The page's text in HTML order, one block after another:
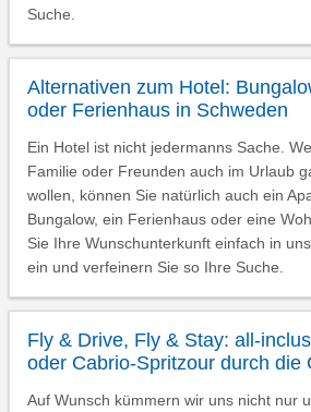
Suche.
Alternativen zum Hotel:
oder Ferienhaus in Schweden
Ein Hotel ist nicht jedermanns Sache.
Familie oder Freunden auch im Urlaub
wollen, können Sie natürlich auch ein
Bungalow, ein Ferienhaus oder eine
Sie Ihre Wunschunterkunft einfach in
ein und verfeinern Sie so Ihre Suche.
Fly & Drive, Fly & Stay: all-
oder Cabrio-Spritzour durch die
Auf Wunsch kümmern wir uns nicht nur